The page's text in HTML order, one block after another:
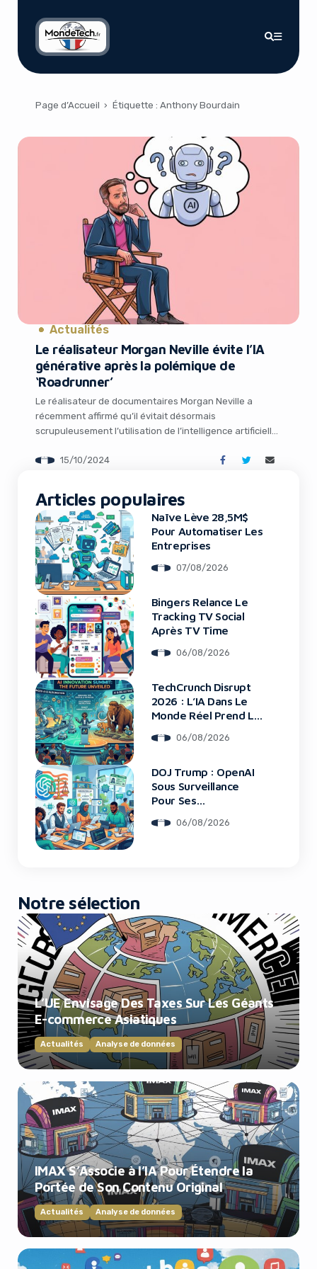
Page d’Accueil › Étiquette : Anthony Bourdain
Actualités
Le réalisateur Morgan Neville évite l’IA
générative après la polémique de
‘Roadrunner’
Le réalisateur de documentaires Morgan Neville a
récemment affirmé qu’il évitait désormais
scrupuleusement l’utilisation de l’intelligence artificielle
par son documentaire « Roadrunner » sur Anthony
lisant certains […]
15/10/2024
Articles populaires
Naïve Lève 28,5M$
Pour Automatiser Les
Entreprises
07/08/2026
Bingers Relance Le
Tracking TV Social
Après TV Time
06/08/2026
TechCrunch Disrupt
2026 : L’IA Dans Le
Monde Réel Prend La
06/08/2026
DOJ Trump : OpenAI
Sous Surveillance
Pour Ses
06/08/2026
Notre sélection
L’UE Envisage Des Taxes Sur Les Géants
E-commerce Asiatiques
Actualités Analyse de données
IMAX S’Associe à l’IA Pour Étendre la
Portée de Son Contenu Original
Actualités Analyse de données
using an ad-blocker!
Yes, I will turn off Ad-Blocker
No Thanks